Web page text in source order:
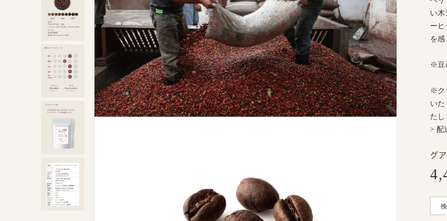
い
ー
を
※豆
※ク
い
たし
> 配
グ